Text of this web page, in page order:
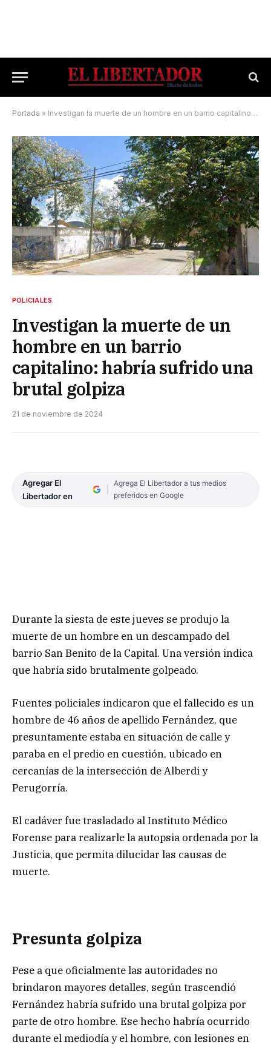
Portada » Investigan la muerte de un hombre en un barrio capitalino: habría sufrido una brutal golpiza
POLICIALES
Investigan la muerte de un
hombre en un barrio
capitalino: habría sufrido una
brutal golpiza
21 de noviembre de 2024
Agregar El
Libertador en
Agrega El Libertador a tus medios
preferidos en Google
Durante la siesta de este jueves se produjo la
muerte de un hombre en un descampado del
barrio San Benito de la Capital. Una versión indica
que habría sido brutalmente golpeado.
Fuentes policiales indicaron que el fallecido es un
hombre de 46 años de apellido Fernández, que
presuntamente estaba en situación de calle y
paraba en el predio en cuestión, ubicado en
cercanías de la intersección de Alberdi y
Perugorría.
El cadáver fue trasladado al Instituto Médico
Forense para realizarle la autopsia ordenada por la
Justicia, que permita dilucidar las causas de
muerte.
Presunta golpiza
Pese a que oficialmente las autoridades no
brindaron mayores detalles, según trascendió
Fernández habría sufrido una brutal golpiza por
parte de otro hombre. Ese hecho habría ocurrido
durante el mediodía y el hombre, con lesiones en